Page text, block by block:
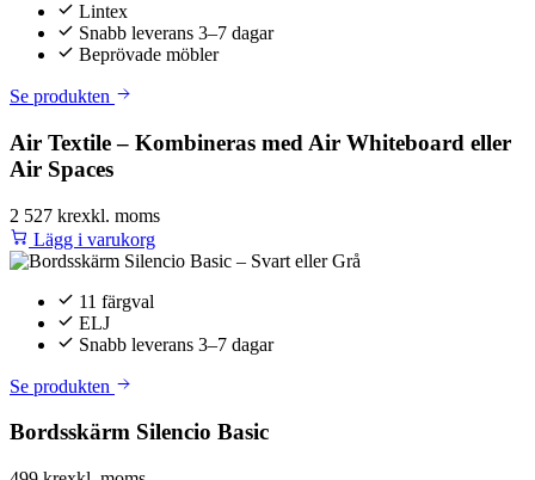
Lintex
Snabb leverans 3–7 dagar
Beprövade möbler
Se produkten
Air Textile – Kombineras med Air Whiteboard eller
Air Spaces
2 527 krexkl. moms
Lägg i varukorg
11 färgval
ELJ
Snabb leverans 3–7 dagar
Se produkten
Bordsskärm Silencio Basic